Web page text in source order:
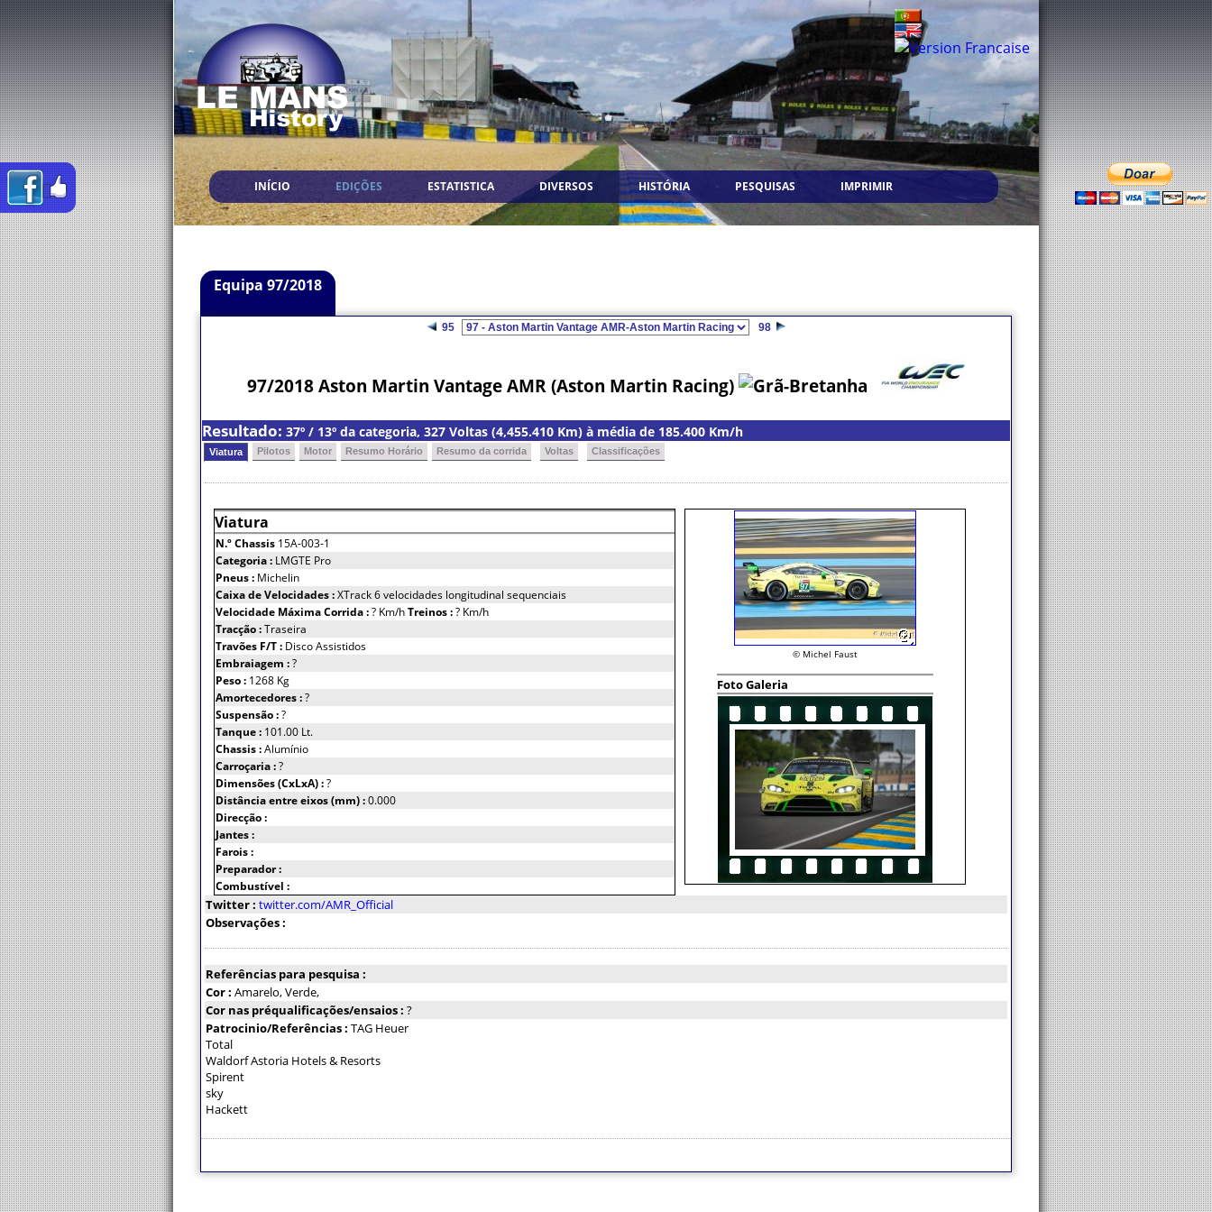
INÍCIO EDIÇÕES ESTATISTICA DIVERSOS HISTÓRIA PESQUISAS IMPRIMIR
Equipa 97/2018
95 98
97/2018 Aston Martin Vantage AMR (Aston Martin Racing)
Resultado: 37º / 13º da categoria, 327 Voltas (4,455.410 Km) à média de 185.400 Km/h
Viatura Pilotos Motor Resumo Horário Resumo da corrida Voltas Classificações
Viatura
N.º Chassis 15A-003-1
Categoria : LMGTE Pro
Pneus : Michelin
Caixa de Velocidades :XTrack 6 velocidades longitudinal sequenciais
Velocidade Máxima Corrida :? Km/hTreinos :? Km/h
Tracção :Traseira
Travões F/T : Disco Assistidos
Embraiagem :?
Peso : 1268 Kg
Amortecedores :?
Suspensão :?
Tanque : 101.00 Lt.
Chassis :Alumínio
Carroçaria :?
Dimensões (CxLxA) :?
Distância entre eixos (mm) :0.000
Direcção :
Jantes :
Farois :
Preparador :
Combustível :
© Michel Faust
Foto Galeria
Twitter : twitter.com/AMR_Official
Observações :
Referências para pesquisa :
Cor : Amarelo, Verde,
Cor nas préqualificações/ensaios : ?
Patrocinio/Referências : TAG Heuer
Total
Waldorf Astoria Hotels & Resorts
Spirent
sky
Hackett